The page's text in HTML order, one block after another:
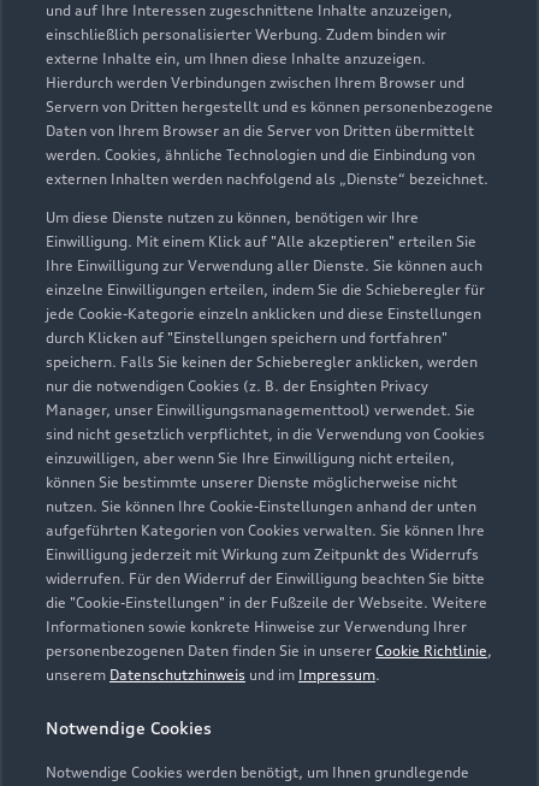
und auf Ihre Interessen zugeschnittene Inhalte anzuzeigen,
einschließlich personalisierter Werbung. Zudem binden wir
externe Inhalte ein, um Ihnen diese Inhalte anzuzeigen.
Hierdurch werden Verbindungen zwischen Ihrem Browser und
Servern von Dritten hergestellt und es können personenbezogene
Daten von Ihrem Browser an die Server von Dritten übermittelt
werden. Cookies, ähnliche Technologien und die Einbindung von
externen Inhalten werden nachfolgend als „Dienste“ bezeichnet.
Um diese Dienste nutzen zu können, benötigen wir Ihre
Einwilligung. Mit einem Klick auf "Alle akzeptieren" erteilen Sie
Ihre Einwilligung zur Verwendung aller Dienste. Sie können auch
einzelne Einwilligungen erteilen, indem Sie die Schieberegler für
jede Cookie-Kategorie einzeln anklicken und diese Einstellungen
durch Klicken auf "Einstellungen speichern und fortfahren"
speichern. Falls Sie keinen der Schieberegler anklicken, werden
nur die notwendigen Cookies (z. B. der Ensighten Privacy
Manager, unser Einwilligungsmanagementtool) verwendet. Sie
sind nicht gesetzlich verpflichtet, in die Verwendung von Cookies
einzuwilligen, aber wenn Sie Ihre Einwilligung nicht erteilen,
können Sie bestimmte unserer Dienste möglicherweise nicht
nutzen. Sie können Ihre Cookie-Einstellungen anhand der unten
aufgeführten Kategorien von Cookies verwalten. Sie können Ihre
Einwilligung jederzeit mit Wirkung zum Zeitpunkt des Widerrufs
widerrufen. Für den Widerruf der Einwilligung beachten Sie bitte
die "Cookie-Einstellungen" in der Fußzeile der Webseite. Weitere
Informationen sowie konkrete Hinweise zur Verwendung Ihrer
personenbezogenen Daten finden Sie in unserer Cookie Richtlinie,
unserem Datenschutzhinweis und im Impressum.
Notwendige Cookies
Notwendige Cookies werden benötigt, um Ihnen grundlegende
Im Niederfeld 2+5
63589 Linsengericht
06051 97330
info@geiger-liebsch.de
Kontaktdaten herunterladen
Öffnungszeiten
Verkauf
Geöffnet bis18:00
Service
Geöffnet bis18:00
Teile- & Zubehörverkauf
Geöffnet bis18:00